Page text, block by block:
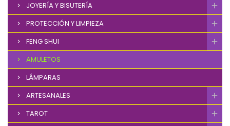
JOYERÍA Y BISUTERÍA
PROTECCIÓN Y LIMPIEZA
FENG SHUI
AMULETOS
LÁMPARAS
ARTESANALES
TAROT